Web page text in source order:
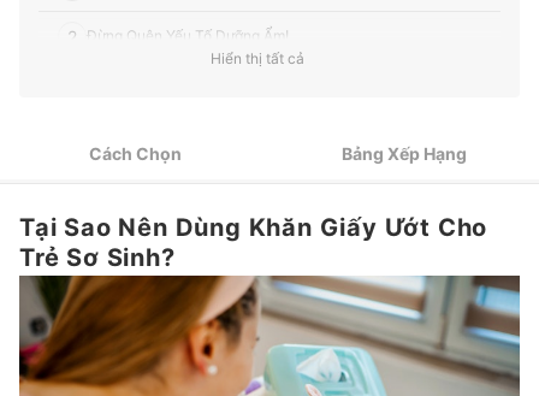
2 Đừng Quên Yếu Tố Dưỡng Ẩm!
5 Chọn Kiểu Bao Bì Tiện Lợi Sử Dụng
6 An Tâm Sử Dụng Với Tiêu Chuẩn Chất Lượng Uy Tín
7 Tiết Kiệm Chi Phí Khi Chọn Mua Số Lượng Lớn
8 Xem Xét Khả Năng Tan Trong Nước, Phân Huỷ Sinh Học
Top 10 Khăn Giấy Ướt Cho Trẻ Sơ Sinh tốt nhất được ưa chuộng (Tư
Hiển thị tất cả
Cách Chọn Bảng Xếp Hạng
Tại Sao Nên Dùng Khăn Giấy Ướt Cho
Trẻ Sơ Sinh?